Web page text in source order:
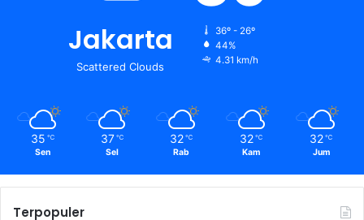
Jakarta
Scattered Clouds
36º - 26º
44%
4.31 km/h
35 ℃
Sen
37 ℃
Sel
32 ℃
Rab
32 ℃
Kam
32 ℃
Jum
Terpopuler